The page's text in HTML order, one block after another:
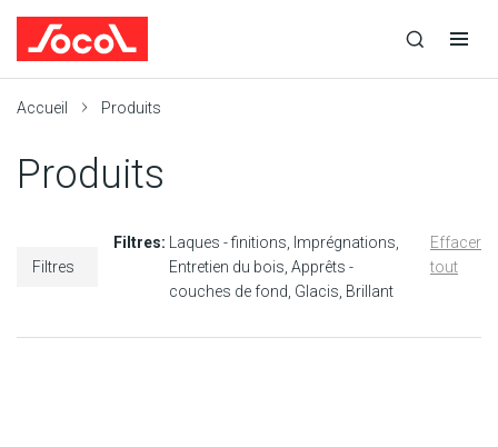
recherche
recherche
navigation
Accueil Produits
Produits
Filtres
Filtres: Laques - finitions
Imprégnations
Entretien du bois Apprêts -
couches de fond Glacis Brillant
Effacer
tout